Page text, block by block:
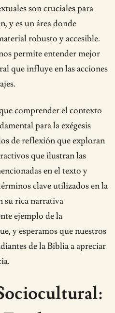
son cruciales para
y es un área donde
robusto y accesible.
permite entender mejor
que influye en las acciones
comprender el contexto
para la exégesis
de reflexión que exploran
que ilustran las
en el texto y
clave utilizados en la
su rica narrativa
ejemplo de la
y esperamos que nuestros
de la Biblia a apreciar